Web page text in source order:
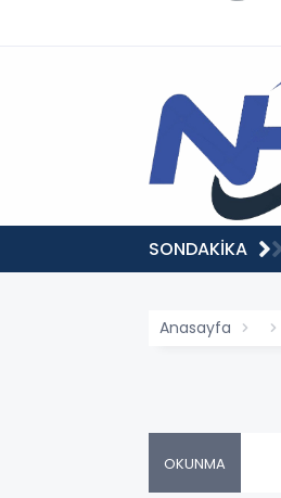
SONDAKİKA
Anasayfa
OKUNMA